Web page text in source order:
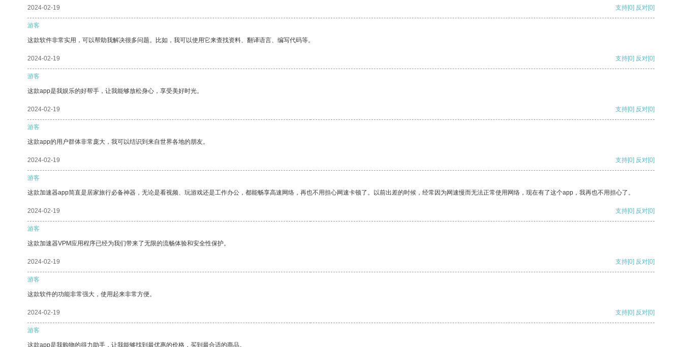
2024-02-19 支持[0] 反对[0]
游客
这款软件非常实用，可以帮助我解决很多问题。比如，我可以使用它来查找资料、翻译语言、编写代码等。
2024-02-19 支持[0] 反对[0]
游客
这款app是我娱乐的好帮手，让我能够放松身心，享受美好时光。
2024-02-19 支持[0] 反对[0]
游客
这款app的用户群体非常庞大，我可以结识到来自世界各地的朋友。
2024-02-19 支持[0] 反对[0]
游客
这款加速器app简直是居家旅行必备神器，无论是看视频、玩游戏还是工作办公，都能畅享高速网络，再也不用担心网速卡顿了。以前出差的时候，经常因为网速慢而无法正常使用网络，现在有了这个app，我再也不用担心了。
2024-02-19 支持[0] 反对[0]
游客
这款加速器VPM应用程序已经为我们带来了无限的流畅体验和安全性保护。
2024-02-19 支持[0] 反对[0]
游客
这款软件的功能非常强大，使用起来非常方便。
2024-02-19 支持[0] 反对[0]
游客
这款app是我购物的得力助手，让我能够找到最优惠的价格，买到最合适的商品。